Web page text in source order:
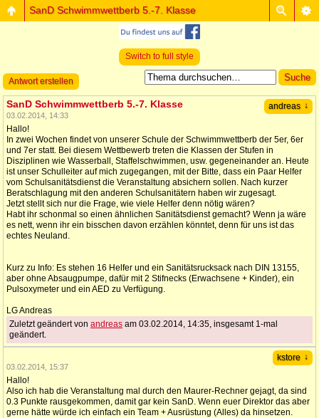
SanD Schwimmwettberb 5.-7. Klasse
Switch to full style
Antwort erstellen
andreas ↓
SanD Schwimmwettberb 5.-7. Klasse
03.02.2014, 14:33
Hallo!
In zwei Wochen findet von unserer Schule der Schwimmwettberb der 5er, 6er
und 7er statt. Bei diesem Wettbewerb treten die Klassen der Stufen in
Disziplinen wie Wasserball, Staffelschwimmen, usw. gegeneinander an. Heute
ist unser Schulleiter auf mich zugegangen, mit der Bitte, dass ein Paar Helfer
vom Schulsanitätsdienst die Veranstaltung absichern sollen. Nach kurzer
Beratschlagung mit den anderen Schulsanitätern haben wir zugesagt.
Jetzt stellt sich nur die Frage, wie viele Helfer denn nötig wären?
Habt ihr schonmal so einen ähnlichen Sanitätsdienst gemacht? Wenn ja wäre
es nett, wenn ihr ein bisschen davon erzählen könntet, denn für uns ist das
echtes Neuland.
Kurz zu Info: Es stehen 16 Helfer und ein Sanitätsrucksack nach DIN 13155,
aber ohne Absaugpumpe, dafür mit 2 Stifnecks (Erwachsene + Kinder), ein
Pulsoxymeter und ein AED zu Verfügung.
LG Andreas
Zuletzt geändert von andreas am 03.02.2014, 14:35, insgesamt 1-mal
geändert.
kstore ↓
03.02.2014, 15:37
Hallo!
Also ich hab die Veranstaltung mal durch den Maurer-Rechner gejagt, da sind
0.3 Punkte rausgekommen, damit gar kein SanD. Wenn euer Direktor das aber
gerne hätte würde ich einfach ein Team + Ausrüstung (Alles) da hinsetzen.